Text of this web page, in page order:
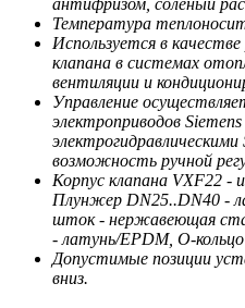
антифризом, соленый
Температура
Используется в
клапана в системах
вентиляции и
Управление
электроприводов
возможность ручной
Корпус клапана VXF22 -
Плунжер DN25..DN40 -
шток - нержавеющая
- латунь/EPDM, O-
Допустимые позиции
вниз.